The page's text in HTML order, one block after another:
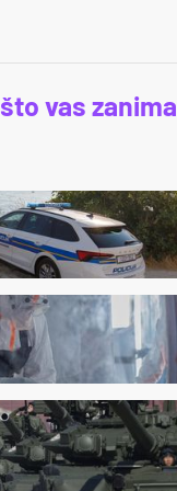
što vas zanima